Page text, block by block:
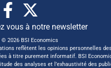
vous à notre newsletter
© 2026 BSI Economics
reflètent les opinions personnelles
à titre purement informatif. BSI
des analyses et l’exhaustivité des